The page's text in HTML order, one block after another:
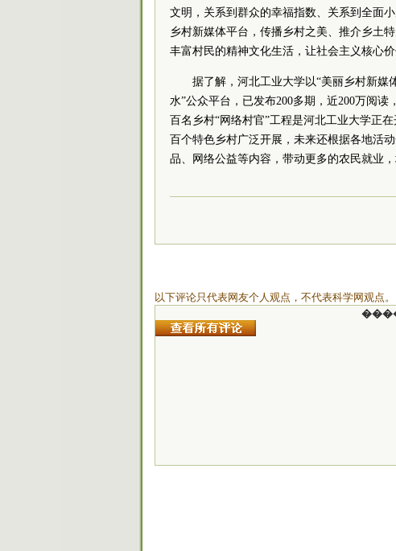
文明，关系到群众的幸福指数、关系到全面
乡村新媒体平台，传播乡村之美、推介乡土
丰富村民的精神文化生活，让社会主义核心
据了解，河北工业大学以“美丽乡村新媒
水”公众平台，已发布200多期，近200万阅
百名乡村“网络村官”工程是河北工业大学正
百个特色乡村广泛开展，未来还根据各地活
品、网络公益等内容，带动更多的农民就业
以下评论只代表网友个人观点，不代表科学网观点。